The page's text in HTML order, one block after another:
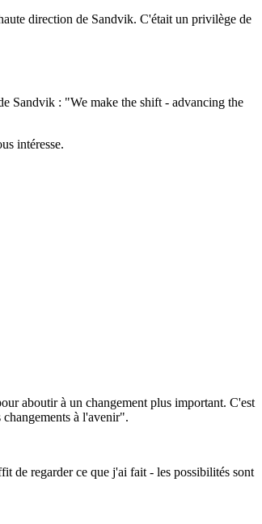
direction de Sandvik. C'était un privilège de
Sandvik : "We make the shift - advancing the
intéresse.
aboutir à un changement plus important. C'est
à l'avenir".
de regarder ce que j'ai fait - les possibilités sont